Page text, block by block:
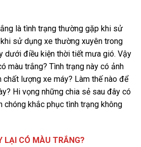
là tình trạng thường gặp khi sử
sử dụng xe thường xuyên trong
dưới điều kiện thời tiết mưa gió. Vậy
màu trắng? Tình trạng này có ảnh
chất lượng xe máy? Làm thế nào để
Hi vọng những chia sẻ sau đây có
chóng khắc phục tình trạng không
LẠI CÓ MÀU TRẮNG?